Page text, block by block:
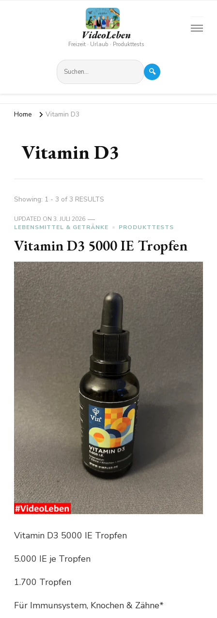
VideoLeben
Freizeit · Urlaub · Produkttests
🔍
Home Vitamin D3
Vitamin D3
Showing: 1 - 3 of 3 RESULTS
UPDATED ON 3. JULI 2026
LEBENSMITTEL & GETRÄNKE
PRODUKTTESTS
Vitamin D3 5000 IE Tropfen
Vitamin D3 5000 IE Tropfen
5.000 IE je Tropfen
1.700 Tropfen
Für Immunsystem, Knochen & Zähne*